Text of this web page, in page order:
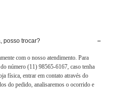
posso trocar? −
com o nosso atendimento. Para
número (11) 98565-6167, caso tenha
física, entrar em contato através do
do pedido, analisaremos o ocorrido e